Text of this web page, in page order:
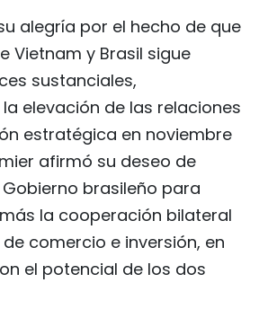
alegría por el hecho de que
Vietnam y Brasil sigue
sustanciales,
elevación de las relaciones
estratégica en noviembre
afirmó su deseo de
brasileño para
la cooperación bilateral
comercio e inversión, en
el potencial de los dos